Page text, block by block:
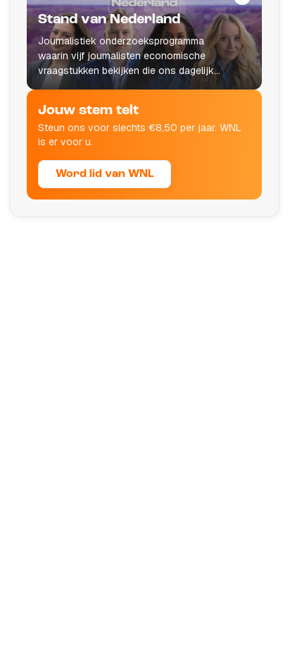
Stand van Nederland
Journalistiek onderzoeksprogramma
waarin vijf journalisten economische
vraagstukken bekijken die ons dagelijks
leven raken.
Jouw stem telt
Steun ons voor slechts €8,50 per jaar. WNL
is er voor u.
Word lid van WNL